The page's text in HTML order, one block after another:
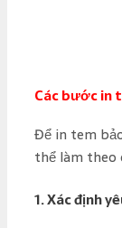
Các bước in
Để in tem
thể làm theo
1.Xác định